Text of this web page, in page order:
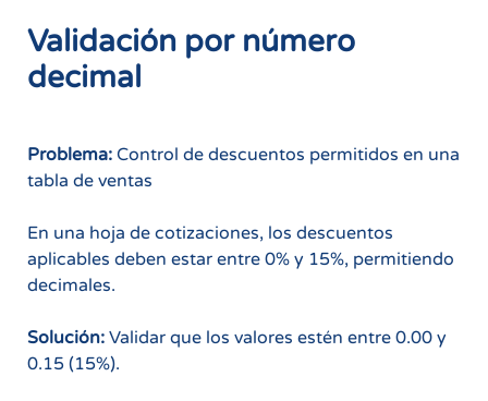
Validación por número
decimal
Problema: Control de descuentos permitidos en una
tabla de ventas
En una hoja de cotizaciones, los descuentos
aplicables deben estar entre 0% y 15%, permitiendo
decimales.
Solución: Validar que los valores estén entre 0.00 y
0.15 (15%).